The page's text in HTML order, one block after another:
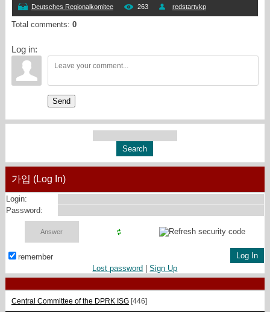
Deutsches Regionalkomitee 263 redstartvkp
Total comments: 0
Log in:
Send
가입 (Log In)
Login:
Password:
remember
Lost password |Sign Up
Central Committee of the DPRK ISG [446]